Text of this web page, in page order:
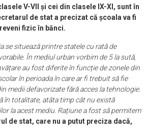
V-VII și cei din clasele IX-XI, sunt în
de stat a precizat că școala va fi
fizic în bănci.
se situează printre statele cu rată de
În mediul urban vorbim de 5 la sută,
au fost diferite în funcție de zonele din
în perioada în care ar fi trebuit să fie
medii defavorizate fără acces la tehnologie.
în totalitate, atâta timp cât nu există
la acest mediu. Rațiune a fost să permitem
de stat, care nu a putut preciza dacă,